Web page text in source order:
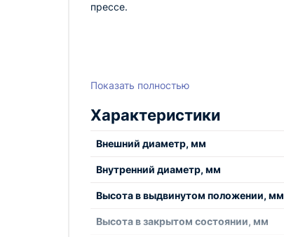
прессе.
Показать полностью
Характеристики
Внешний диаметр, мм
Внутренний диаметр, мм
Высота в выдвинутом положении, мм
Высота в закрытом состоянии, мм